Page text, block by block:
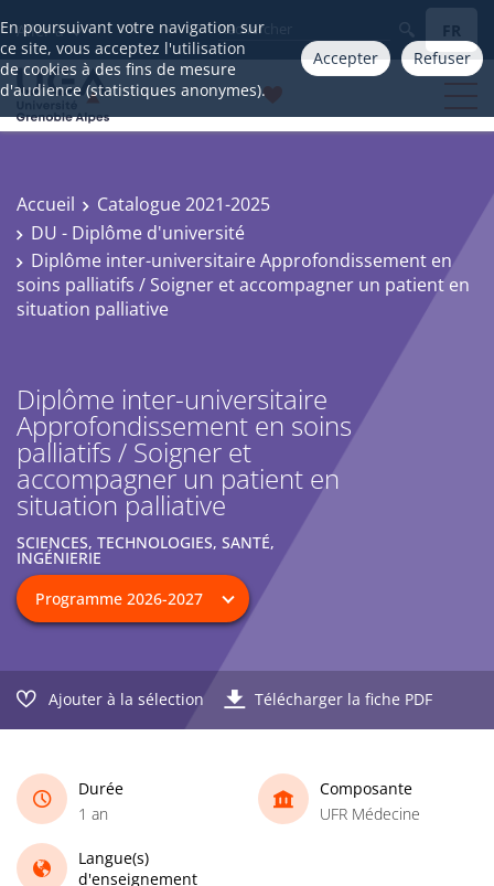
En poursuivant votre navigation sur
ce site, vous acceptez l'utilisation
de cookies à des fins de mesure
d'audience (statistiques anonymes).
Accepter Refuser
Aller à FR
Accueil
Catalogue 2021-2025
DU - Diplôme d'université
Diplôme inter-universitaire Approfondissement en
soins palliatifs / Soigner et accompagner un patient en
situation palliative
Diplôme inter-universitaire
Approfondissement en soins
palliatifs / Soigner et
accompagner un patient en
situation palliative
SCIENCES, TECHNOLOGIES, SANTÉ,
INGÉNIERIE
Ajouter à la sélection Télécharger la fiche PDF
Durée
1 an
Composante
UFR Médecine
Langue(s)
d'enseignement